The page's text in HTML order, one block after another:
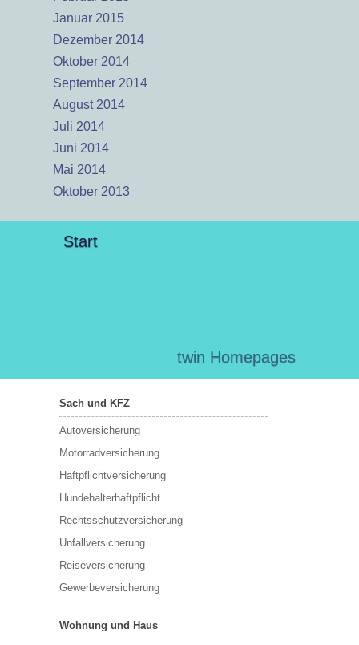
Januar 2015
Dezember 2014
Oktober 2014
September 2014
August 2014
Juli 2014
Juni 2014
Mai 2014
Oktober 2013
Start
twin Homepages
Sach und KFZ
Autoversicherung
Motorradversicherung
Haftpflichtversicherung
Hundehalterhaftpflicht
Rechtsschutzversicherung
Unfallversicherung
Reiseversicherung
Gewerbeversicherung
Wohnung und Haus